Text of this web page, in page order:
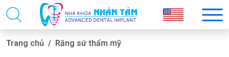
Trang chủ Răng sứ thẩm mỹ